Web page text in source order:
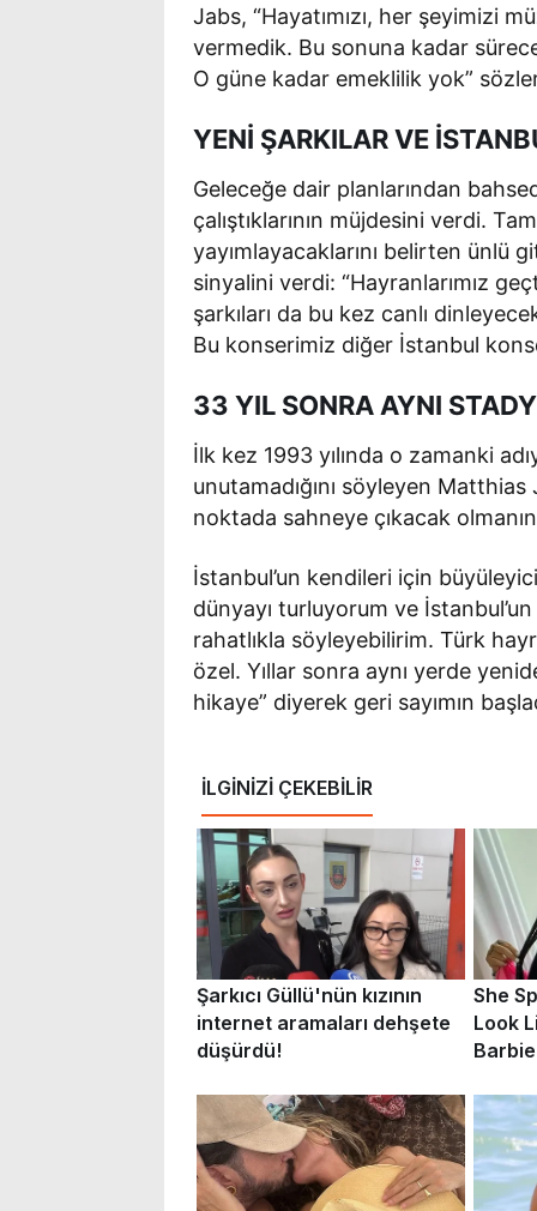
Jabs, “Hayatımızı, her şeyimizi
vermedik. Bu sonuna kadar
O güne kadar emeklilik yok”
YENİ ŞARKILAR VE
Geleceğe dair planlarından
çalıştıklarının müjdesini verdi.
yayımlayacaklarını belirten ünlü
sinyalini verdi: “Hayranlarımız
şarkıları da bu kez canlı
Bu konserimiz diğer İstanbul
33 YIL SONRA AYNI
İlk kez 1993 yılında o zamanki
unutamadığını söyleyen
noktada sahneye çıkacak
İstanbul’un kendileri için
dünyayı turluyorum ve
rahatlıkla söyleyebilirim. Türk
özel. Yıllar sonra aynı yerde
hikaye” diyerek geri sayımın